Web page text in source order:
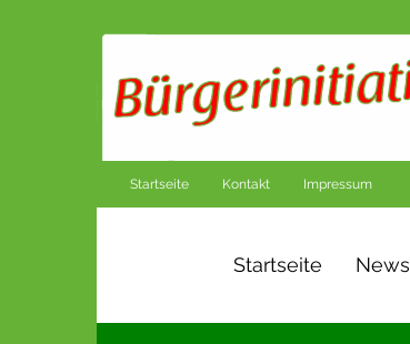
Startseite Kontakt Impressum
Startseite News